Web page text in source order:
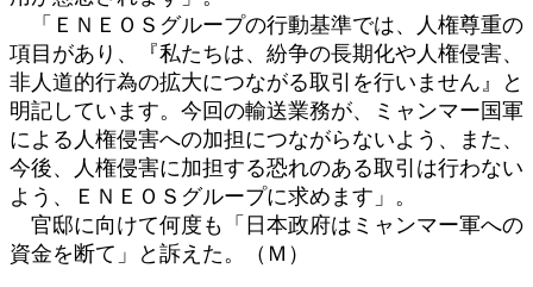
「ＥＮＥＯＳグループの行動基準では、人権尊重の
項目があり、『私たちは、紛争の長期化や人権侵害、
非人道的行為の拡大につながる取引を行いません』と
明記しています。今回の輸送業務が、ミャンマー国軍
による人権侵害への加担につながらないよう、また、
今後、人権侵害に加担する恐れのある取引は行わない
よう、ＥＮＥＯＳグループに求めます」。
官邸に向けて何度も「日本政府はミャンマー軍への
資金を断て」と訴えた。（Ｍ）